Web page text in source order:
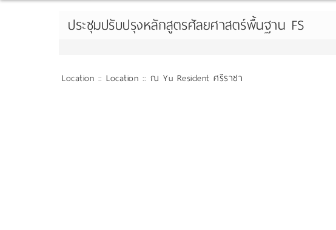
ประชุมปรับปรุงหลักสูตรศัลยศาสตร์พื้นฐาน FS
Location :: Location :: ณ Yu Resident ศรีราชา